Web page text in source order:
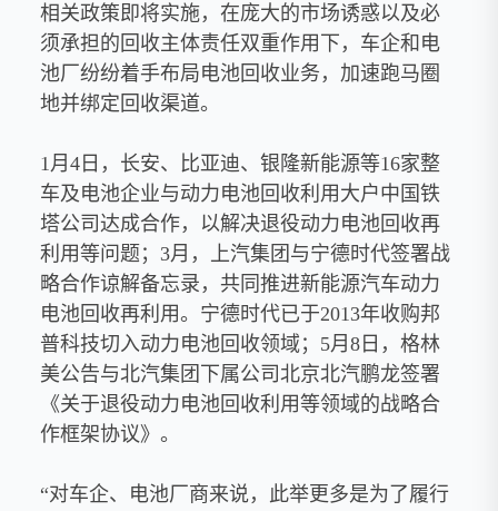
相关政策即将实施，在庞大的市场诱惑以及必
须承担的回收主体责任双重作用下，车企和电
池厂纷纷着手布局电池回收业务，加速跑马圈
地并绑定回收渠道。
1月4日，长安、比亚迪、银隆新能源等16家整
车及电池企业与动力电池回收利用大户中国铁
塔公司达成合作，以解决退役动力电池回收再
利用等问题；3月，上汽集团与宁德时代签署战
略合作谅解备忘录，共同推进新能源汽车动力
电池回收再利用。宁德时代已于2013年收购邦
普科技切入动力电池回收领域；5月8日，格林
美公告与北汽集团下属公司北京北汽鹏龙签署
《关于退役动力电池回收利用等领域的战略合
作框架协议》。
“对车企、电池厂商来说，此举更多是为了履行